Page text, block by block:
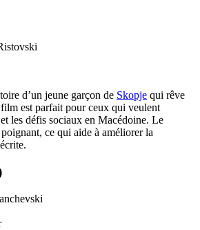
d’un jeune garçon de Skopje qui rêve
est parfait pour ceux qui veulent
les défis sociaux en Macédoine. Le
ce qui aide à améliorer la